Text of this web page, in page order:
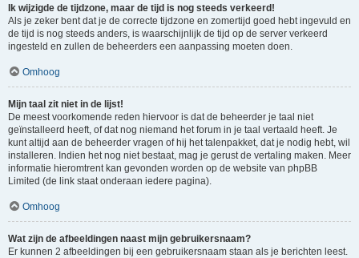
Ik wijzigde de tijdzone, maar de tijd is nog steeds verkeerd!
Als je zeker bent dat je de correcte tijdzone en zomertijd goed hebt ingevuld en
de tijd is nog steeds anders, is waarschijnlijk de tijd op de server verkeerd
ingesteld en zullen de beheerders een aanpassing moeten doen.
Omhoog
Mijn taal zit niet in de lijst!
De meest voorkomende reden hiervoor is dat de beheerder je taal niet
geïnstalleerd heeft, of dat nog niemand het forum in je taal vertaald heeft. Je
kunt altijd aan de beheerder vragen of hij het talenpakket, dat je nodig hebt, wil
installeren. Indien het nog niet bestaat, mag je gerust de vertaling maken. Meer
informatie hieromtrent kan gevonden worden op de website van phpBB
Limited (de link staat onderaan iedere pagina).
Omhoog
Wat zijn de afbeeldingen naast mijn gebruikersnaam?
Er kunnen 2 afbeeldingen bij een gebruikersnaam staan als je berichten leest.